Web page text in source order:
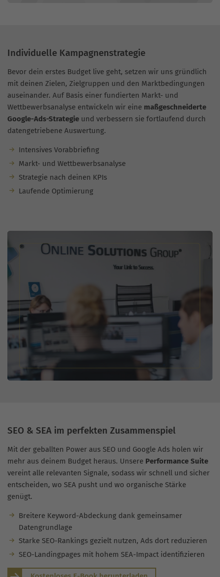
Individuelle Kampagnenstrategie
Bevor dein erstes Budget live geht, setzen wir uns gründlich
mit deinen Zielen, Zielgruppen und den Marktbedingungen
auseinander. Auf Basis einer fundierten Markt- und
Wettbewerbsanalyse entwickeln wir eine maßgeschneiderte
Google-Ads-Strategie und verbessern sie fortlaufend durch
datengetriebene Auswertung.
Intensives Vorabbriefing
Markt- und Wettbewerbsanalyse
Strategie nach deinen KPIs
Laufende Optimierung
SEO & SEA im perfekten Zusammenspiel
Mit der geballten Power aus SEO und Google Ads holen wir
mehr aus deinem Budget heraus. Unsere Performance Suite
vereint alle relevanten Signale, sodass wir schnell und sicher
entscheiden, wo SEA pusht und wo organische Stärke
genügt.
Breitere Keyword-Abdeckung dank gemeinsamer
Datengrundlage
Starke SEO-Rankings gezielt nutzen, Ads dort reduzieren
SEO-Landingpages mit hohem SEA-Impact identifizieren